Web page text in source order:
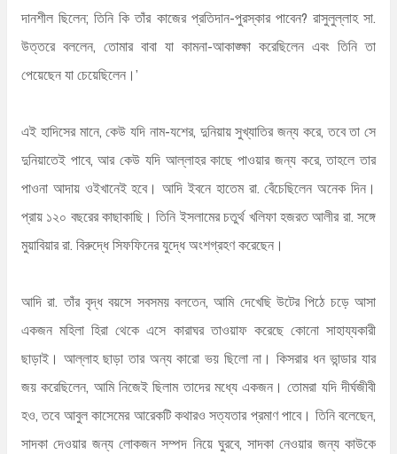
দানশীল ছিলেন; তিনি কি তাঁর কাজের প্রতিদান-পুরস্কার পাবেন? রাসুলুল্লাহ সা.
উত্তরে বললেন, তোমার বাবা যা কামনা-আকাঙ্ক্ষা করেছিলেন এবং তিনি তা
পেয়েছেন যা চেয়েছিলেন।’
এই হাদিসের মানে, কেউ যদি নাম-যশের, দুনিয়ায় সুখ্যাতির জন্য করে, তবে তা সে
দুনিয়াতেই পাবে, আর কেউ যদি আল্লাহর কাছে পাওয়ার জন্য করে, তাহলে তার
পাওনা আদায় ওইখানেই হবে। আদি ইবনে হাতেম রা. বেঁচেছিলেন অনেক দিন।
প্রায় ১২০ বছরের কাছাকাছি। তিনি ইসলামের চতুর্থ খলিফা হজরত আলীর রা. সঙ্গে
মুয়াবিয়ার রা. বিরুদ্ধে সিফফিনের যুদ্ধে অংশগ্রহণ করেছেন।
আদি রা. তাঁর বৃদ্ধ বয়সে সবসময় বলতেন, আমি দেখেছি উটের পিঠে চড়ে আসা
একজন মহিলা হিরা থেকে এসে কারাঘর তাওয়াফ করেছে কোনো সাহায্যকারী
ছাড়াই। আল্লাহ ছাড়া তার অন্য কারো ভয় ছিলো না। কিসরার ধন ভান্ডার যার
জয় করেছিলেন, আমি নিজেই ছিলাম তাদের মধ্যে একজন। তোমরা যদি দীর্ঘজীবী
হও, তবে আবুল কাসেমের আরেকটি কথারও সত্যতার প্রমাণ পাবে। তিনি বলেছেন,
সাদকা দেওয়ার জন্য লোকজন সম্পদ নিয়ে ঘুরবে, সাদকা নেওয়ার জন্য কাউকে